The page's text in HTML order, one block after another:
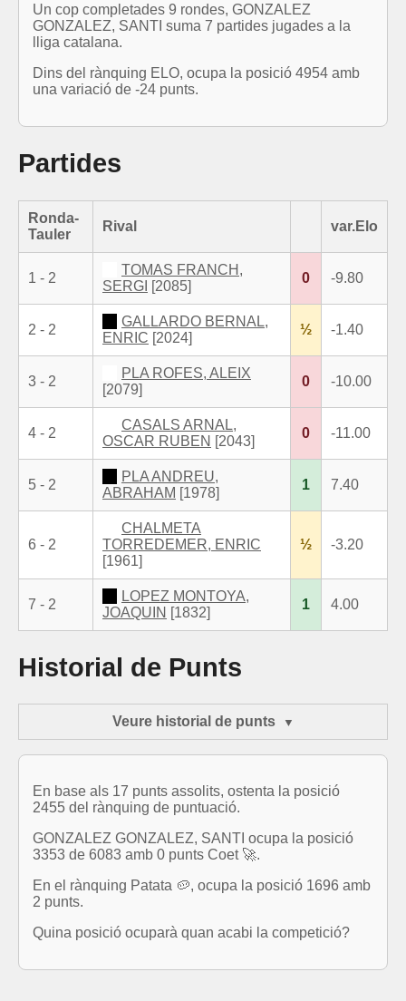
Un cop completades 9 rondes, GONZALEZ
GONZALEZ, SANTI suma 7 partides jugades a la
lliga catalana.
Dins del rànquing ELO, ocupa la posició 4954 amb
una variació de -24 punts.
Partides
Ronda-
Tauler
Rival var.Elo
1 - 2
TOMAS FRANCH,
SERGI [2085]
0 -9.80
2 - 2
GALLARDO BERNAL,
ENRIC [2024]
½ -1.40
3 - 2
PLA ROFES, ALEIX
[2079]
0 -10.00
4 - 2
CASALS ARNAL,
OSCAR RUBEN [2043]
0 -11.00
5 - 2
PLA ANDREU,
ABRAHAM [1978]
1 7.40
6 - 2
CHALMETA
TORREDEMER, ENRIC
[1961]
½ -3.20
7 - 2
LOPEZ MONTOYA,
JOAQUIN [1832]
1 4.00
Historial de Punts
Veure historial de punts
En base als 17 punts assolits, ostenta la posició
2455 del rànquing de puntuació.
GONZALEZ GONZALEZ, SANTI ocupa la posició
3353 de 6083 amb 0 punts Coet 🚀.
En el rànquing Patata 🥔, ocupa la posició 1696 amb
2 punts.
Quina posició ocuparà quan acabi la competició?